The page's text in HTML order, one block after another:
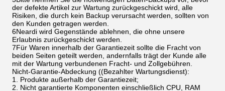
der defekte Artikel zur Wartung zurückgeschickt wird, alle
Risiken, die durch kein Backup verursacht werden, sollten von
den Kunden getragen werden.
6Neardi wird Gegenstände ablehnen, die ohne unsere
Erlaubnis zurückgeschickt werden.
7Für Waren innerhalb der Garantiezeit sollte die Fracht von
beiden Seiten geteilt werden, andernfalls trägt der Kunde alle
mit der Wartung verbundenen Fracht- und Zollgebühren.
Nicht-Garantie-Abdeckung ((Bezahlter Wartungsdienst):
1. Produkte außerhalb der Garantiezeit;
2. Nicht garantierte Komponenten einschließlich CPU, RAM